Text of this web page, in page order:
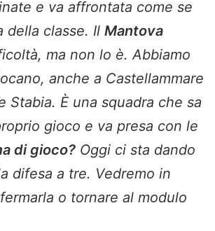
e va affrontata come se
della classe. Il Mantova
ma non lo è. Abbiamo
anche a Castellammare
Stabia. È una squadra che sa
gioco e va presa con le
di gioco? Oggi ci sta dando
difesa a tre. Vedremo in
o tornare al modulo